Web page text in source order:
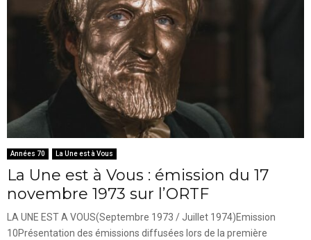
Années 70 La Une est à Vous
La Une est à Vous : émission du 17
novembre 1973 sur l’ORTF
LA UNE EST A VOUS(Septembre 1973 / Juillet 1974)Emission
10Présentation des émissions diffusées lors de la première